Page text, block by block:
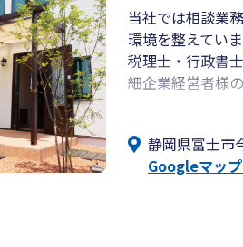
当社では相談業
環境を整えていま
税理士・行政書
細企業経営者様
また当社は零細
もちろん自計化
す。
静岡県富士市
Googleマッ